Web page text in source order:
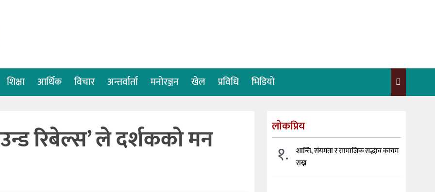
शिक्षा आर्थिक विचार अन्तर्वार्ता मनोरञ्जन खेल प्रविधि भिडियो
रिबेल्स’ ले दर्शकको मन
लोकप्रिय
१.
शान्ति, संयमता र सामाजिक सद्भाव कायम
राख्न